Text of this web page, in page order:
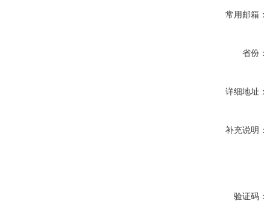
常用邮箱：
省份：
详细地址：
补充说明：
验证码：